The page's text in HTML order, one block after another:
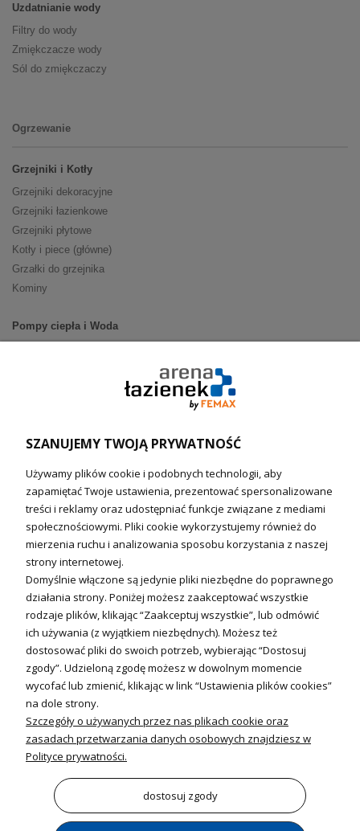
Uzdatnianie wody
Filtry do wody
Zmiękczacze wody
Sól do zmiękczaczy
Ogrzewanie
Grzejniki i Kotły
Grzejniki dekoracyjne
Grzejniki łazienkowe
Grzejniki płytowe
Kotły i piece (główne)
Grzałki do grzejnika
Kominy
Pompy ciepła i Woda
Ogrzewanie podłogowe (główne)
Technika solarna
Fotowoltanika
Sterowniki i regulatory
Nagrzewnice i kurtyny
Kuchnia i Wentylacja
Kuchnia
Zlewozmywaki
Baterie kuchenne
Młynki do odpadów
Wentylacja i Informacje
Wentylatory
SZANUJEMY TWOJĄ PRYWATNOŚĆ
Używamy plików cookie i podobnych technologii, aby
zapamiętać Twoje ustawienia, prezentować spersonalizowane
treści i reklamy oraz udostępniać funkcje związane z mediami
społecznościowymi. Pliki cookie wykorzystujemy również do
mierzenia ruchu i analizowania sposobu korzystania z naszej
strony internetowej.
Domyślnie włączone są jedynie pliki niezbędne do poprawnego
działania strony. Poniżej możesz zaakceptować wszystkie
rodzaje plików, klikając “Zaakceptuj wszystkie”, lub odmówić
ich używania (z wyjątkiem niezbędnych). Możesz też
dostosować pliki do swoich potrzeb, wybierając “Dostosuj
zgody”. Udzieloną zgodę możesz w dowolnym momencie
wycofać lub zmienić, klikając w link “Ustawienia plików cookies”
na dole strony.
Szczegóły o używanych przez nas plikach cookie oraz
zasadach przetwarzania danych osobowych znajdziesz w
Polityce prywatności.
dostosuj zgody